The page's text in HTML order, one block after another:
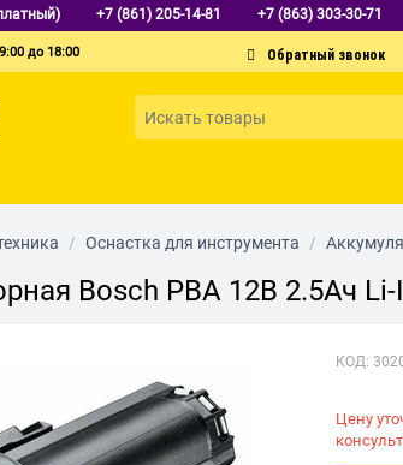
+7 (861) 205-14-81 +7 (863) 303-30-71
до 18:00
/ Оснастка для инструмента /
Bosch PBA 12В 2.5Ач
КОД:
Цену